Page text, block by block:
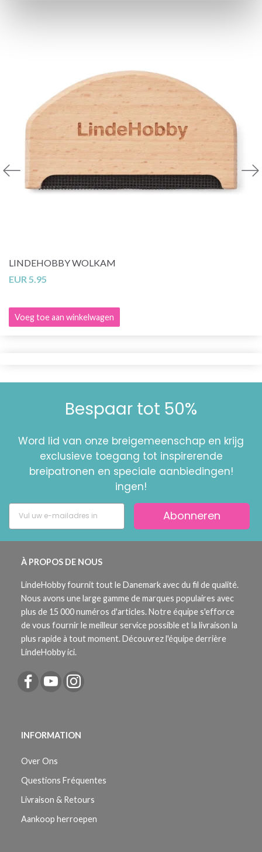
LINDEHOBBY WOLKAM
EUR 5.95
Voeg toe aan winkelwagen
Bespaar tot 50%
Word lid van onze breigemeenschap en krijg
exclusieve toegang tot inspirerende
breipatronen en speciale aanbiedingen!
ingen!
Abonneren
À PROPOS DE NOUS
LindeHobby fournit tout le Danemark avec du fil de qualité.
Nous avons une large gamme de marques populaires avec
plus de 15 000 numéros d'articles. Notre équipe s'efforce
de vous fournir le meilleur service possible et la livraison la
plus rapide à tout moment. Découvrez l'équipe derrière
LindeHobby ici.
INFORMATION
Over Ons
Questions Fréquentes
Livraison & Retours
Aankoop herroepen